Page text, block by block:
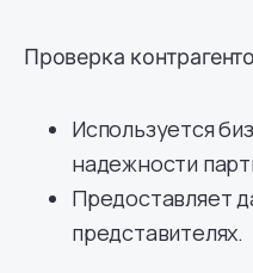
Проверка
Используется
надежности
Предоставляет
представителях.